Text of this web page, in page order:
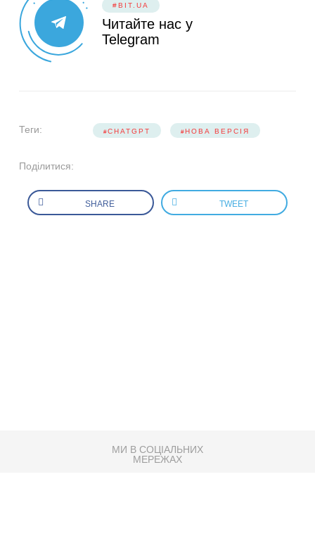
#BIT.UA
Читайте нас у
Telegram
Теги: CHATGPT НОВА ВЕРСІЯ
Поділитися:
SHARE TWEET
МИ В СОЦІАЛЬНИХ
МЕРЕЖАХ